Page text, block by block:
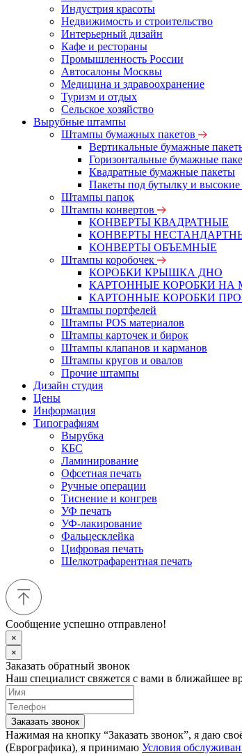
Индустрия красоты
Недвижимость и строительство
Интерьерный дизайн
Кафе и рестораны
Промышленность России
Автосалоны Москвы
Медицина и здравоохранение
Туризм и отдых
Сельское хозяйство
Вырубные штампы
Штампы бумажных пакетов
Вертикальные бумажные
Горизонтальные бумажные
Квадратные бумажные пакеты
Пакеты под бутылку и
Штампы папок
Штампы конвертов
КОНВЕРТЫ КВАДРАТНЫЕ
КОНВЕРТЫ
КОНВЕРТЫ ОБЪЕМНЫЕ
Штампы коробочек
КОРОБКИ КРЫШКА ДНО
КАРТОННЫЕ КОРОБКИ НА
КАРТОННЫЕ КОРОБКИ
Штампы портфелей
Штампы POS материалов
Штампы карточек и бирок
Штампы клапанов и карманов
Штампы кругов и овалов
Прочие штампы
Дизайн студия
Цены
Информация
Типографиям
Вырубка
КБС
Ламинирование
Офсетная печать
Ручные операции
Тиснение и конгрев
УФ печать
УФ-лакирование
Фальцесклейка
Цифровая печать
Шелкотрафарентная печать
Сообщение успешно отправлено!
×
×
Заказать обратный звонок
Наш специалист свяжется с вами в ближайшее
Заказать звонок
Нажимая на кнопку “Заказать звонок”, я даю
(Еврографика), я принимаю Условия